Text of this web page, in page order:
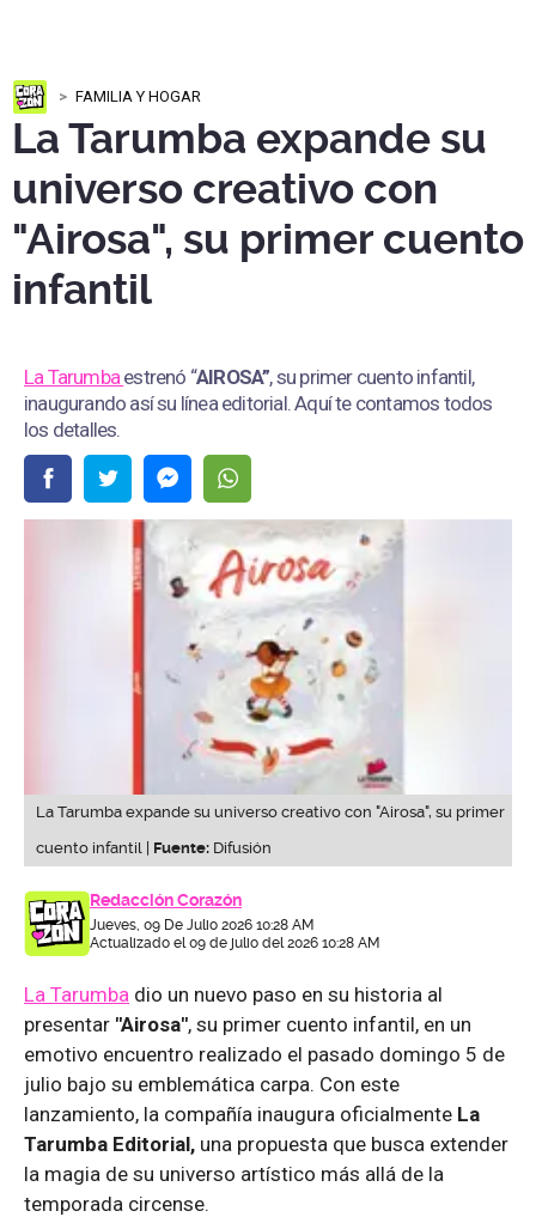
FAMILIA Y HOGAR
La Tarumba expande su
universo creativo con
"Airosa", su primer cuento
infantil
La Tarumbaestrenó “AIROSA”, su primer cuento infantil,
inaugurando así su línea editorial. Aquí te contamos todos
los detalles.
La Tarumba expande su universo creativo con "Airosa", su primer
cuento infantil | Fuente: Difusión
Redacción Corazón
Jueves, 09 De Julio 2026 10:28 AM
Actualizado el 09 de julio del 2026 10:28 AM
La Tarumba dio un nuevo paso en su historia al
presentar "Airosa", su primer cuento infantil, en un
emotivo encuentro realizado el pasado domingo 5 de
julio bajo su emblemática carpa. Con este
lanzamiento, la compañía inaugura oficialmente La
Tarumba Editorial, una propuesta que busca extender
la magia de su universo artístico más allá de la
temporada circense.